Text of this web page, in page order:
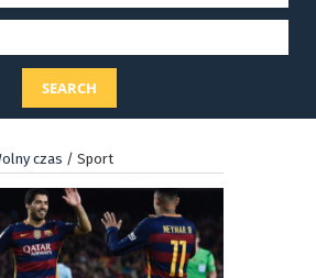
SEARCH
czas / Sport